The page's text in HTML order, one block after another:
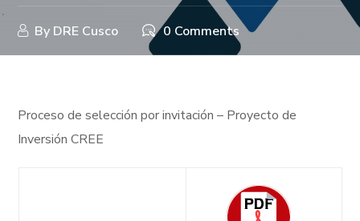
By DRE Cusco 0 Comments
Proceso de selección por invitación – Proyecto de
Inversión CREE